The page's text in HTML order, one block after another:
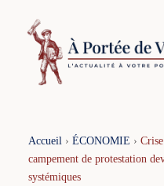
contenu
Accueil› ÉCONOMIE ›
campement de protestation
systémiques